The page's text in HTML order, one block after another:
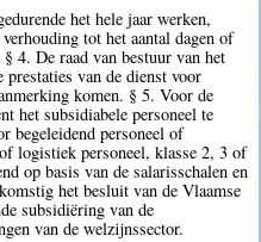
het hele jaar werken,
tot het aantal dagen of
4. De raad van bestuur van het
van de dienst voor
komen. § 5. Voor de
het subsidiabele personeel te
begeleidend personeel of
logistiek personeel, klasse 2, 3 of
op basis van de salarisschalen en
het besluit van de Vlaamse
subsidiëring van de
van de welzijnssector.